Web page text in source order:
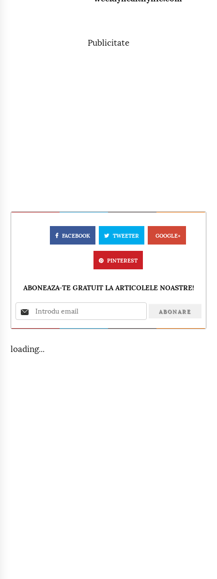
Publicitate
FACEBOOK TWEETER GOOGLE+
PINTEREST
ABONEAZA-TE GRATUIT LA ARTICOLELE NOASTRE!
loading...